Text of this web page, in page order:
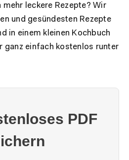
mehr leckere Rezepte? Wir
und gesündesten Rezepte
in einem kleinen Kochbuch
ganz einfach kostenlos runter